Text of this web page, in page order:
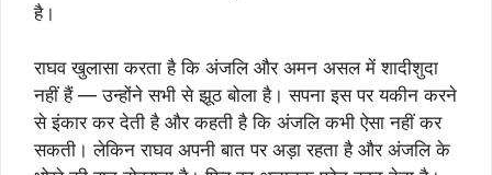
है।
राघव खुलासा करता है कि अंजलि और अमन असल में शादीशुदा
नहीं हैं — उन्होंने सभी से झूठ बोला है। सपना इस पर यकीन करने
से इंकार कर देती है और कहती है कि अंजलि कभी ऐसा नहीं कर
सकती। लेकिन राघव अपनी बात पर अड़ा रहता है और अंजलि के